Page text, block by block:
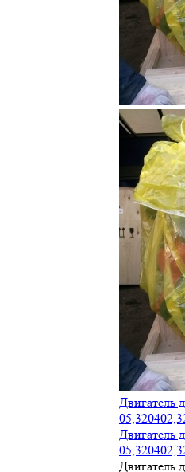
Двигатель
Двигатель
Двигатель